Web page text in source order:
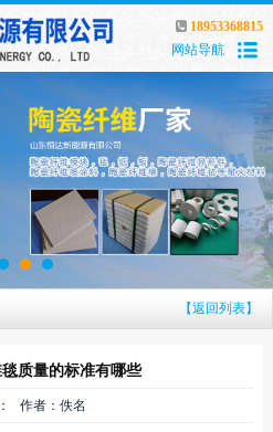
18953368815
网站导航
【返回列表】
质量的标准有哪些
作者：佚名